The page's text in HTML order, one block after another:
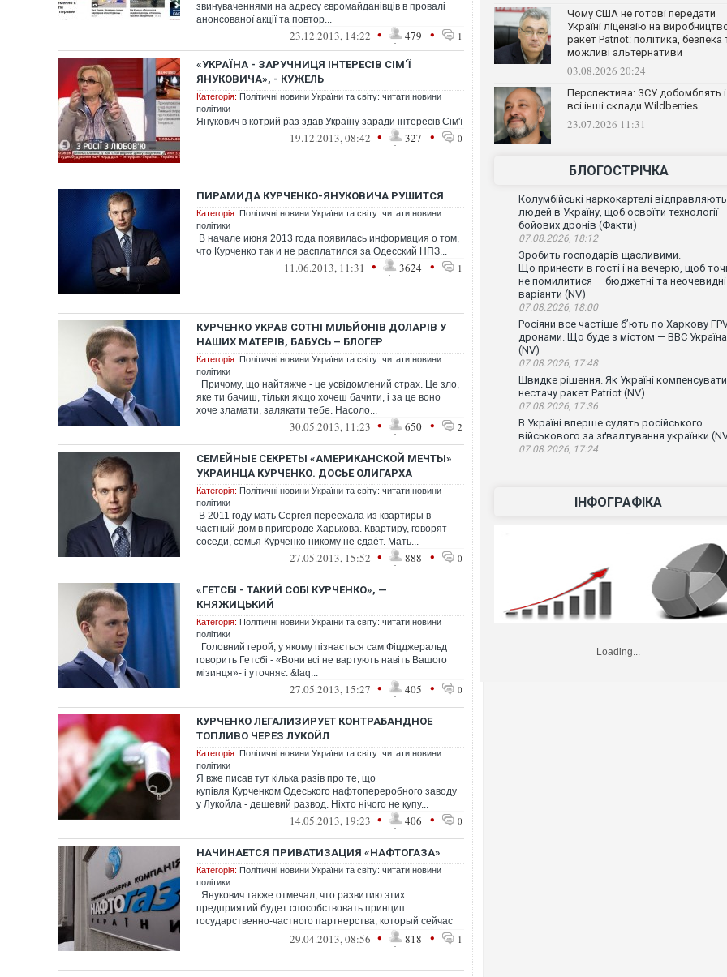
звинуваченнями на адресу євромайданівців в провалі
анонсованої акції та повтор...
23.12.2013, 14:22 • 479 • 1
«УКРАЇНА - ЗАРУЧНИЦЯ ІНТЕРЕСІВ СІМ'Ї
ЯНУКОВИЧА», - КУЖЕЛЬ
Категорія: Політичні новини України та світу: читати новини
політики
Янукович в котрий раз здав Україну заради інтересів Сім'ї
19.12.2013, 08:42 • 327 • 0
ПИРАМИДА КУРЧЕНКО-ЯНУКОВИЧА РУШИТСЯ
Категорія: Політичні новини України та світу: читати новини
політики
В начале июня 2013 года появилась информация о том,
что Курченко так и не расплатился за Одесский НПЗ...
11.06.2013, 11:31 • 3624 • 1
КУРЧЕНКО УКРАВ СОТНІ МІЛЬЙОНІВ ДОЛАРІВ У
НАШИХ МАТЕРІВ, БАБУСЬ – БЛОГЕР
Категорія: Політичні новини України та світу: читати новини
політики
Причому, що найтяжче - це усвідомлений страх. Це зло,
яке ти бачиш, тільки якщо хочеш бачити, і за це воно
хоче зламати, залякати тебе. Насоло...
30.05.2013, 11:23 • 650 • 2
СЕМЕЙНЫЕ СЕКРЕТЫ «АМЕРИКАНСКОЙ МЕЧТЫ»
УКРАИНЦА КУРЧЕНКО. ДОСЬЕ ОЛИГАРХА
Категорія: Політичні новини України та світу: читати новини
політики
В 2011 году мать Сергея переехала из квартиры в
частный дом в пригороде Харькова. Квартиру, говорят
соседи, семья Курченко никому не сдаёт. Мать...
27.05.2013, 15:52 • 888 • 0
«ГЕТСБІ - ТАКИЙ СОБІ КУРЧЕНКО», —
КНЯЖИЦЬКИЙ
Категорія: Політичні новини України та світу: читати новини
політики
Головний герой, у якому пізнається сам Фіцджеральд
говорить Гетсбі - «Вони всі не вартують навіть Вашого
мізинця»- і уточняє: &laq...
27.05.2013, 15:27 • 405 • 0
КУРЧЕНКО ЛЕГАЛИЗИРУЕТ КОНТРАБАНДНОЕ
ТОПЛИВО ЧЕРЕЗ ЛУКОЙЛ
Категорія: Політичні новини України та світу: читати новини
політики
Я вже писав тут кілька разів про те, що
купівля Курченком Одеського нафтопереробного заводу
у Лукойла - дешевий развод. Ніхто нічого не купу...
14.05.2013, 19:23 • 406 • 0
НАЧИНАЕТСЯ ПРИВАТИЗАЦИЯ «НАФТОГАЗА»
Категорія: Політичні новини України та світу: читати новини
політики
Янукович также отмечал, что развитию этих
предприятий будет способствовать принцип
государственно-частного партнерства, который сейчас
29.04.2013, 08:56 • 818 • 1
Чому США не готові передати
Україні ліцензію на
ракет Patriot: політика, безпека
можливі альтернативи
03.08.2026 20:24
Перспектива: ЗСУ добомблять і
всі інші склади Wildberries
23.07.2026 11:31
БЛОГОСТРІЧКА
Колумбійські наркокартелі відправляють
людей в Україну, щоб освоїти технології
бойових дронів (Факти)
07.08.2026, 18:12
Зробить господарів щасливими.
Що принести в гості і на вечерю, щоб
не помилитися — бюджетні та неочевидні
варіанти (NV)
07.08.2026, 18:00
Росіяни все частіше бʼють по Харкову
дронами. Що буде з містом — ВВС Україна
(NV)
07.08.2026, 17:48
Швидке рішення. Як Україні компенсувати
нестачу ракет Patriot (NV)
07.08.2026, 17:36
В Україні вперше судять російського
військового за зґвалтування українки
07.08.2026, 17:24
ІНФОГРАФІКА
Loading...